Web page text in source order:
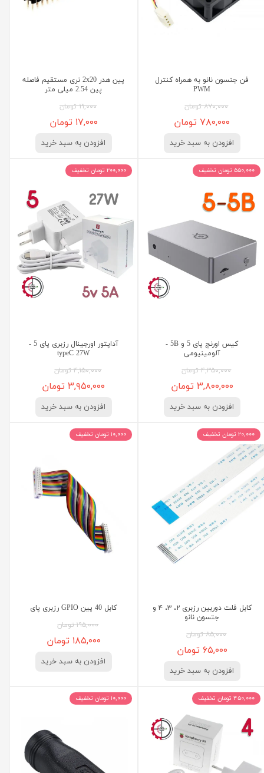
فن جتسون نانو به همراه کنترل
PWM
۸۷۰,۰۰۰ تومان
۷۸۰,۰۰۰ تومان
افزودن به سبد خرید
پین هدر 2x20 نری مستقیم فاصله
پین 2.54 میلی متر
۲۱,۰۰۰ تومان
۱۷,۰۰۰ تومان
افزودن به سبد خرید
کیس اورنج پای 5 و 5B -
آلومینیومی
۴,۳۵۰,۰۰۰ تومان
۳,۸۰۰,۰۰۰ تومان
افزودن به سبد خرید
۵۵۰,۰۰۰ تومان تخفیف
آداپتور اورجینال رزبری پای 5 -
typeC ‌27W
۴,۱۵۰,۰۰۰ تومان
۳,۹۵۰,۰۰۰ تومان
افزودن به سبد خرید
۲۰۰,۰۰۰ تومان تخفیف
کابل فلت دوربین رزبری ۲، ۳، ۴ و
جتسون نانو
۸۵,۰۰۰ تومان
۶۵,۰۰۰ تومان
افزودن به سبد خرید
۲۰,۰۰۰ تومان تخفیف
کابل 40 پین GPIO رزبری پای
۱۹۵,۰۰۰ تومان
۱۸۵,۰۰۰ تومان
افزودن به سبد خرید
۱۰,۰۰۰ تومان تخفیف
۴۵۰,۰۰۰ تومان تخفیف ۱۰,۰۰۰ تومان تخفیف